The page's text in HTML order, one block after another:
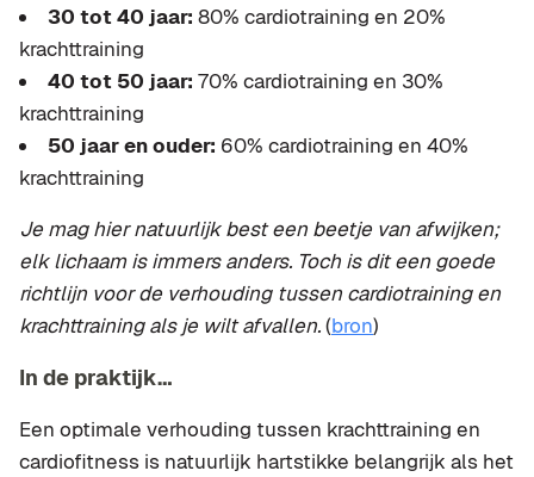
30 tot 40 jaar: 80% cardiotraining en 20%
krachttraining
40 tot 50 jaar: 70% cardiotraining en 30%
krachttraining
50 jaar en ouder: 60% cardiotraining en 40%
krachttraining
Je mag hier natuurlijk best een beetje van afwijken;
elk lichaam is immers anders. Toch is dit een goede
richtlijn voor de verhouding tussen cardiotraining en
krachttraining als je wilt afvallen.(bron)
In de praktijk…
Een optimale verhouding tussen krachttraining en
cardiofitness is natuurlijk hartstikke belangrijk als het